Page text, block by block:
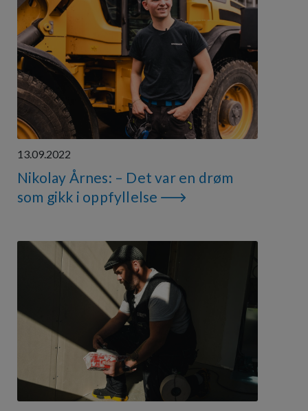
13.09.2022
Nikolay Årnes: – Det var en drøm
som gikk i oppfyllelse